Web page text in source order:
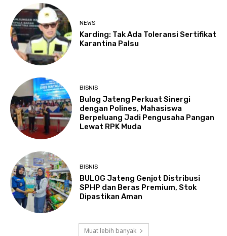
NEWS
Karding: Tak Ada Toleransi Sertifikat
Karantina Palsu
BISNIS
Bulog Jateng Perkuat Sinergi
dengan Polines, Mahasiswa
Berpeluang Jadi Pengusaha Pangan
Lewat RPK Muda
BISNIS
BULOG Jateng Genjot Distribusi
SPHP dan Beras Premium, Stok
Dipastikan Aman
Muat lebih banyak